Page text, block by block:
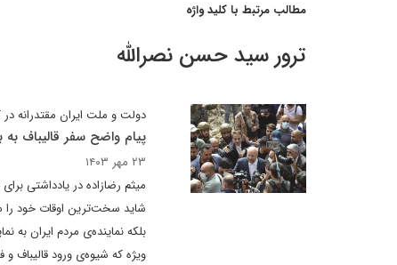
مطالب مرتبط با کلید واژه
ترور سید حسن نصرالله
دولت و ملت ایران مقتدرانه در
پیام واضح سفر قالیباف به
۲۳ مهر ۱۴۰۳
میثم رضازاده در یادداشتی
شاید سخت‌ترین اوقات خود را
بلکه نماینده‌ی مردم ایران
ویژه که شیوه‌ی ورود قالیباف و